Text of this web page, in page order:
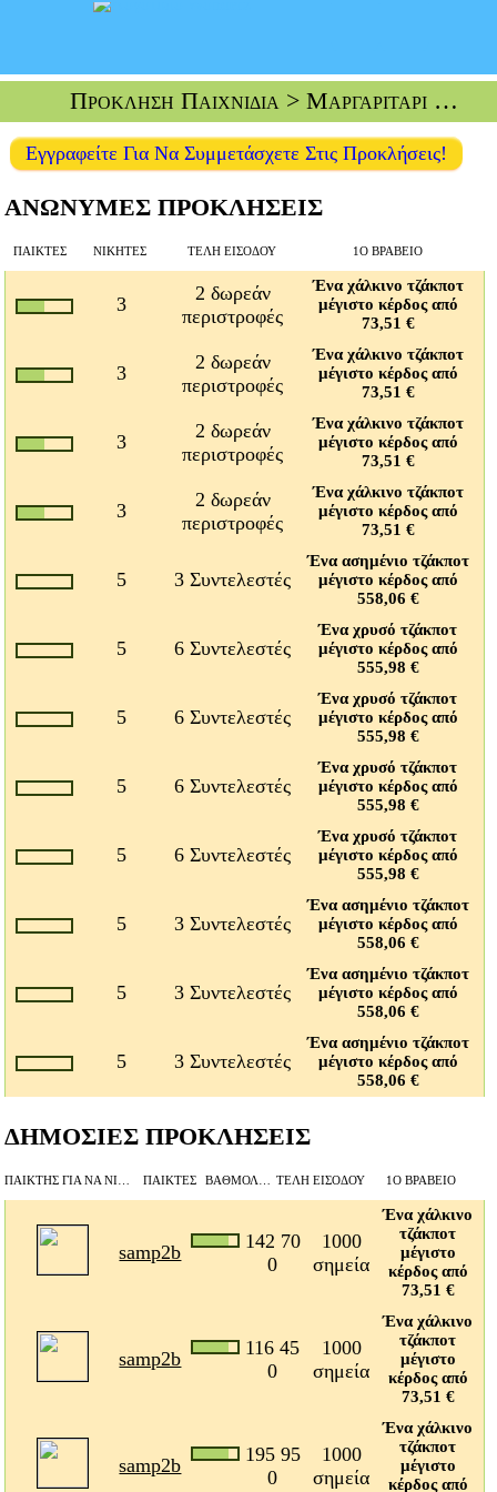
Πρόκληση Παιχνίδια> Μαργαριτάρι Με Μαργαριτάρια
Εγγραφείτε Για Να Συμμετάσχετε Στις Προκλήσεις!
ΑΝΩΝΥΜΕΣ ΠΡΟΚΛΗΣΕΙΣ
ΠΑΊΚΤΕΣ ΝΙΚΗΤΈΣ ΤΈΛΗ ΕΙΣΌΔΟΥ 1Ο ΒΡΑΒΕΊΟ
3
2 δωρεάν
περιστροφές
Ένα χάλκινο τζάκποτ
μέγιστο κέρδος από
73,51 €
3
2 δωρεάν
περιστροφές
Ένα χάλκινο τζάκποτ
μέγιστο κέρδος από
73,51 €
3
2 δωρεάν
περιστροφές
Ένα χάλκινο τζάκποτ
μέγιστο κέρδος από
73,51 €
3
2 δωρεάν
περιστροφές
Ένα χάλκινο τζάκποτ
μέγιστο κέρδος από
73,51 €
5 3 Συντελεστές
Ένα ασημένιο τζάκποτ
μέγιστο κέρδος από
558,06 €
5 6 Συντελεστές
Ένα χρυσό τζάκποτ
μέγιστο κέρδος από
555,98 €
5 6 Συντελεστές
Ένα χρυσό τζάκποτ
μέγιστο κέρδος από
555,98 €
5 6 Συντελεστές
Ένα χρυσό τζάκποτ
μέγιστο κέρδος από
555,98 €
5 6 Συντελεστές
Ένα χρυσό τζάκποτ
μέγιστο κέρδος από
555,98 €
5 3 Συντελεστές
Ένα ασημένιο τζάκποτ
μέγιστο κέρδος από
558,06 €
5 3 Συντελεστές
Ένα ασημένιο τζάκποτ
μέγιστο κέρδος από
558,06 €
5 3 Συντελεστές
Ένα ασημένιο τζάκποτ
μέγιστο κέρδος από
558,06 €
ΔΗΜΟΣΙΕΣ ΠΡΟΚΛΗΣΕΙΣ
ΠΑΊΚΤΕΣ ΤΈΛΗ ΕΙΣΌΔΟΥ 1Ο ΒΡΑΒΕΊΟ
samp2b
142 70
0
1000
σημεία
Ένα χάλκινο
τζάκποτ
μέγιστο
κέρδος από
73,51 €
samp2b
116 45
0
1000
σημεία
Ένα χάλκινο
τζάκποτ
μέγιστο
κέρδος από
73,51 €
samp2b
195 95
0
1000
σημεία
Ένα χάλκινο
τζάκποτ
μέγιστο
κέρδος από